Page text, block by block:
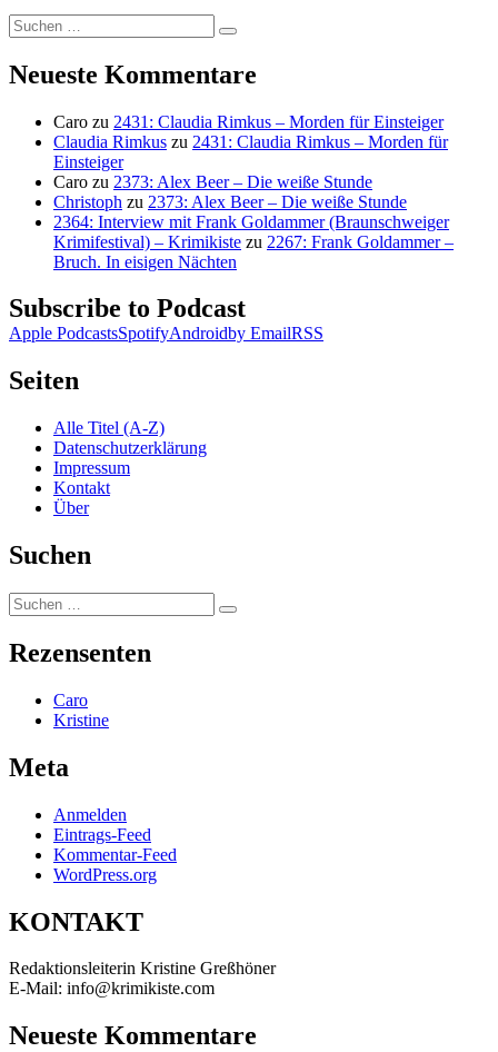
Suchen
nach:
Suchen
Neueste Kommentare
Caro zu 2431: Claudia Rimkus – Morden für Einsteiger
Claudia Rimkus zu 2431: Claudia Rimkus – Morden für
Einsteiger
Caro zu 2373: Alex Beer – Die weiße Stunde
Christoph zu 2373: Alex Beer – Die weiße Stunde
2364: Interview mit Frank Goldammer (Braunschweiger
Krimifestival) – Krimikiste zu 2267: Frank Goldammer –
Bruch. In eisigen Nächten
Subscribe to Podcast
Apple PodcastsSpotifyAndroidby EmailRSS
Seiten
Alle Titel (A-Z)
Datenschutzerklärung
Impressum
Kontakt
Über
Suchen
Suchen
nach:
Suchen
Rezensenten
Caro
Kristine
Meta
Anmelden
Eintrags-Feed
Kommentar-Feed
WordPress.org
KONTAKT
Redaktionsleiterin Kristine Greßhöner
E-Mail: info@krimikiste.com
Neueste Kommentare